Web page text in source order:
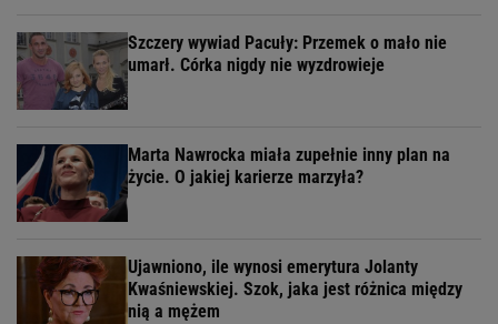
Szczery wywiad Pacuły: Przemek o mało nie
umarł. Córka nigdy nie wyzdrowieje
Marta Nawrocka miała zupełnie inny plan na
życie. O jakiej karierze marzyła?
Ujawniono, ile wynosi emerytura Jolanty
Kwaśniewskiej. Szok, jaka jest różnica między
nią a mężem